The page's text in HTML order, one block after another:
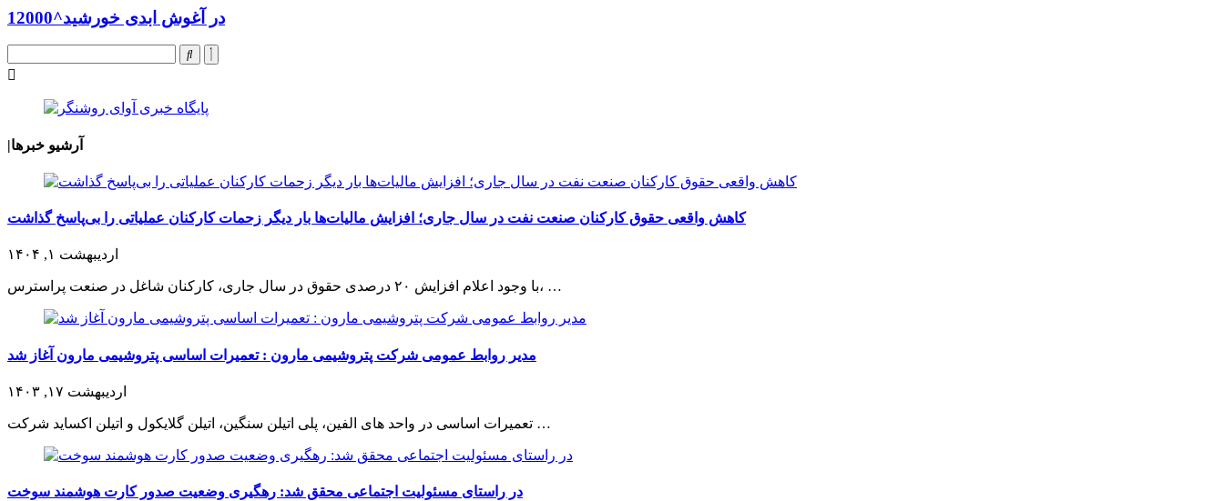
در آغوش ابدی خورشید^12000
|آرشیو خبرها
کاهش واقعی حقوق کارکنان صنعت نفت در سال جاری؛ افزایش مالیات‌ها بار دیگر زحمات کارکنان عملیاتی را بی‌پاسخ گذاشت
اردیبهشت ۱, ۱۴۰۴
با وجود اعلام افزایش ۲۰ درصدی حقوق در سال جاری، کارکنان شاغل در صنعت پراسترس، …
مدیر روابط عمومی شرکت پتروشیمی مارون : تعمیرات اساسی پتروشیمی مارون آغاز شد
اردیبهشت ۱۷, ۱۴۰۳
تعمیرات اساسی در واحد های الفین، پلی اتیلن سنگین، اتیلن گلایکول و اتیلن اکساید شرکت …
در راستای مسئولیت اجتماعی محقق شد: رهگیری وضعیت صدور کارت هوشمند سوخت